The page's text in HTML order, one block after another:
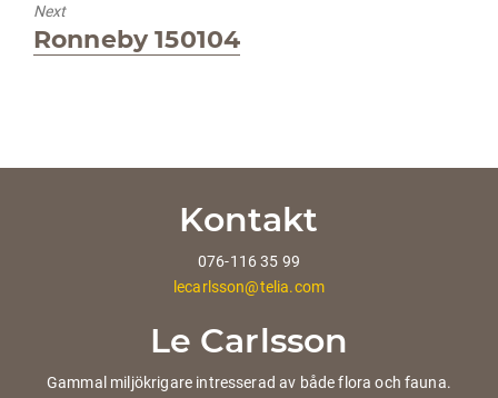
Next
Next
post:
Ronneby 150104
Kontakt
076-116 35 99
lecarlsson@telia.com
Le Carlsson
Gammal miljökrigare intresserad av både flora och fauna.